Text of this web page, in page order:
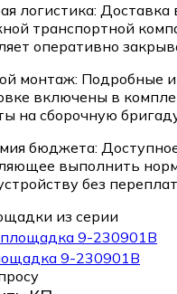
логистика: Доставка
транспортной
оперативно
монтаж: Подробные
включены в
на сборочную
бюджета:
выполнить
без
из серии
9-230901B